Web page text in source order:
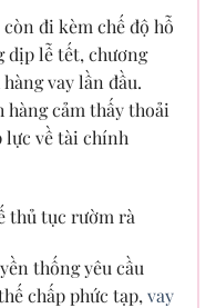
đi kèm chế độ hỗ
dịp lễ tết, chương
vay lần đầu.
hàng cảm thấy thoải
lực về tài chính
thủ tục rườm rà
thống yêu cầu
chấp phức tạp, vay